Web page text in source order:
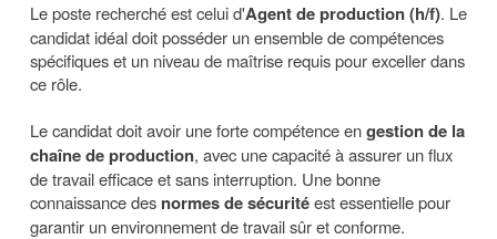
Le poste recherché est celui d'Agent de production (h/f). Le
candidat idéal doit posséder un ensemble de compétences
spécifiques et un niveau de maîtrise requis pour exceller dans
ce rôle.
Le candidat doit avoir une forte compétence engestion de la
chaîne de production, avec une capacité à assurer un flux
de travail efficace et sans interruption. Une bonne
connaissance des normes de sécuritéest essentielle pour
garantir un environnement de travail sûr et conforme.